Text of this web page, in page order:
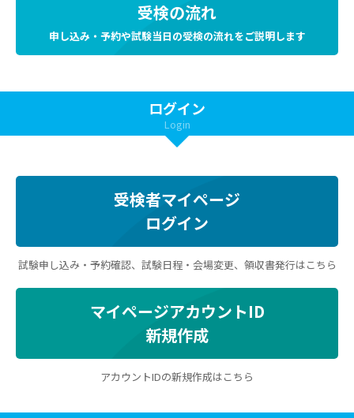
受検の流れ
申し込み・予約や試験当日の受検の流れをご説明します
ログイン
Login
受検者マイページ
ログイン
試験申し込み・予約確認、試験日程・会場変更、領収書発行はこちら
マイページアカウントID
新規作成
アカウントIDの新規作成はこちら